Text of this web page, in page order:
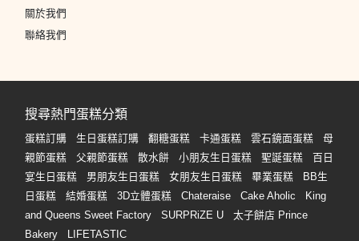
即
食
列
聚
會
及
拍
拖
動
關於我們
聯絡我們
搜尋熱門蛋糕分類
蛋糕訂購 生日蛋糕訂購 翻糖蛋糕 卡通蛋糕 雲石鏡面蛋糕
母
親節蛋糕
父親節蛋糕 散水餅 小朋友生日蛋糕 聖誕蛋糕
百日
宴生日蛋糕
男朋友生日蛋糕 女朋友生日蛋糕 畢業蛋糕
BB生
日蛋糕
結婚蛋糕 3D立體蛋糕 Chateraise Cake Aholic
King
and Queens Sweet Factory
SURPRiZE U
太子餅店 Prince
Bakery
LIFETASTIC